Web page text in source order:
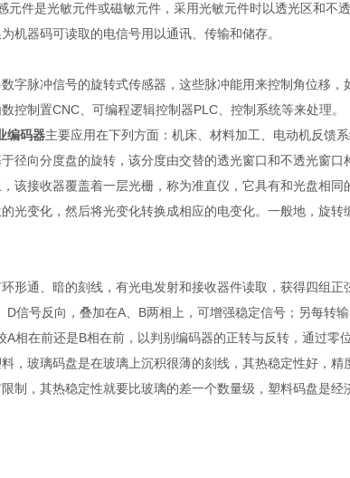
元件是光敏元件或磁敏元件，采用光敏元件时以透光区和不
机器码可读取的电信号用以通讯、传输和储存。
字脉冲信号的旋转式传感器，这些脉冲能用来控制角位移
控制置CNC、可编程逻辑控制器PLC、控制系统等来处理。
编码器主要应用在下列方面：机床、材料加工、电动机反馈
径向分度盘的旋转，该分度由交替的透光窗口和不透光窗
该接收器覆盖着一层光栅，称为准直仪，它具有和光盘相同
光变化，然后将光变化转换成相应的电变化。一般地，旋
形通、暗的刻线，有光电发射和接收器件读取，获得四组
D信号反向，叠加在A、B两相上，可增强稳定信号；另每转
相在前还是B相在前，以判别编码器的正转与反转，通过零
，玻璃码盘是在玻璃上沉积很薄的刻线，其热稳定性好，精
制，其热稳定性就要比玻璃的差一个数量级，塑料码盘是